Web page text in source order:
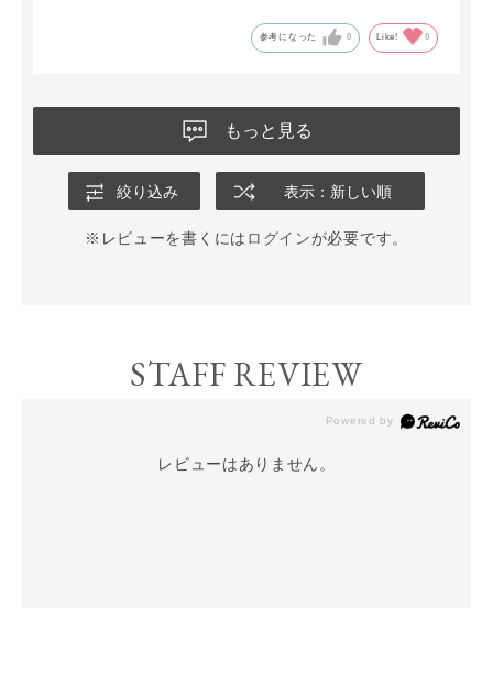
参考になった 0 Like! 0
もっと見る
絞り込み 表示：新しい順
※レビューを書くには ログインが必要です。
STAFF REVIEW
レビューはありません。